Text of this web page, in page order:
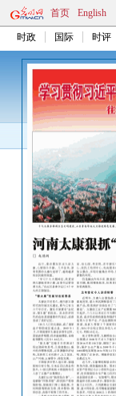
首页 English
时政 国际 时评